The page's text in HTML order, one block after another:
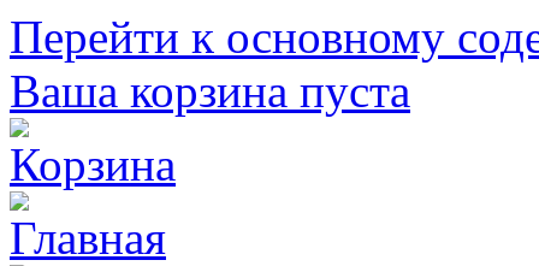
Перейти к основному
Ваша корзина пуста